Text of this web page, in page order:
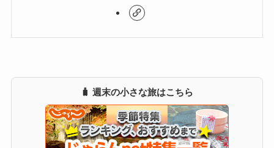
🧳 週末の小さな旅はこちら